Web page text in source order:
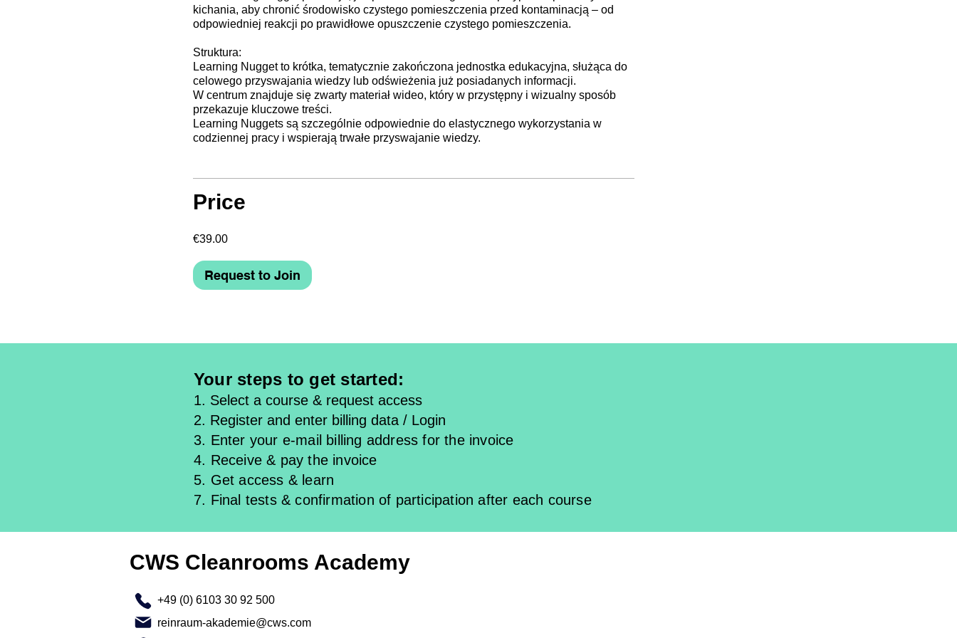
kichania, aby chronić środowisko czystego pomieszczenia przed kontaminacją – od
odpowiedniej reakcji po prawidłowe opuszczenie czystego pomieszczenia.
Struktura:
Learning Nugget to krótka, tematycznie zakończona jednostka edukacyjna, służąca do
celowego przyswajania wiedzy lub odświeżenia już posiadanych informacji.
W centrum znajduje się zwarty materiał wideo, który w przystępny i wizualny sposób
przekazuje kluczowe treści.
Learning Nuggets są szczególnie odpowiednie do elastycznego wykorzystania w
codziennej pracy i wspierają trwałe przyswajanie wiedzy.
Price
€39.00
Request to Join
Your steps to get started:
1. Select a course & request access
2. Register and enter billing data / Login
3. Enter your e-mail billing address for the invoice
4. Receive & pay the invoice
5. Get access & learn
7. Final tests & confirmation of participation after each course
CWS Cleanrooms Academy
+49 (0) 6103 30 92 500
reinraum-akademie@cws.com